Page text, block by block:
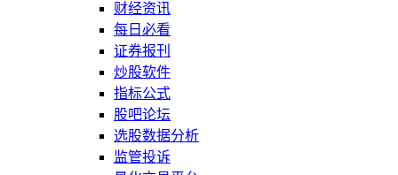
财经资讯
每日必看
证券报刊
炒股软件
指标公式
股吧论坛
选股数据分析
监管投诉